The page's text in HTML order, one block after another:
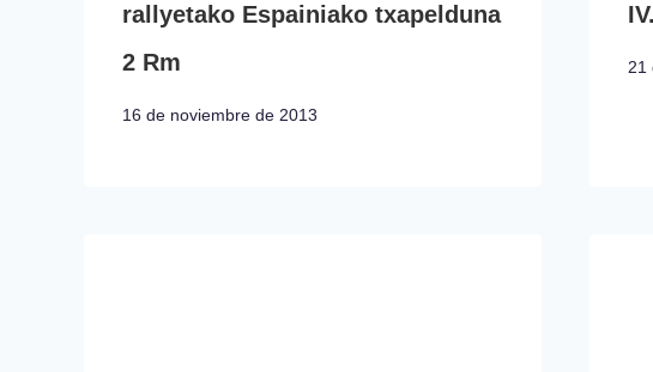
rallyetako Espainiako txapelduna
2 Rm
16 de noviembre de 2013
21